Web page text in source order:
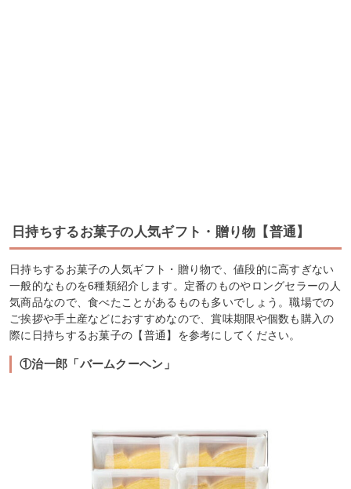
日持ちするお菓子の人気ギフト・贈り物【普通】
日持ちするお菓子の人気ギフト・贈り物で、値段的に高すぎない
一般的なものを6種類紹介します。定番のものやロングセラーの人
気商品なので、食べたことがあるものも多いでしょう。職場での
ご挨拶や手土産などにおすすめなので、賞味期限や個数も購入の
際に日持ちするお菓子の【普通】を参考にしてください。
①治一郎「バームクーヘン」